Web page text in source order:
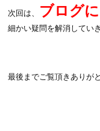
次回は、 ブログ
細かい疑問を解消してい
最後までご覧頂きありが